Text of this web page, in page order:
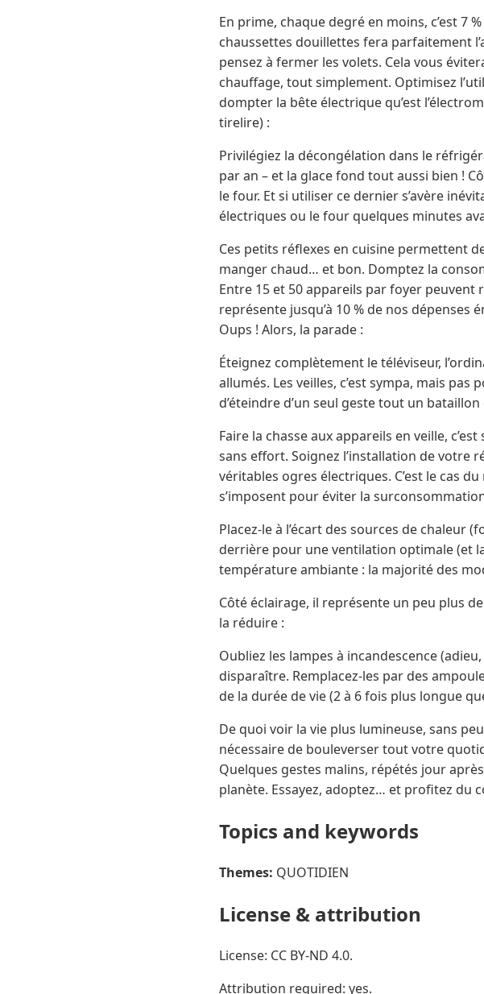
En prime, chaque degré en moins, c’est 7
chaussettes douillettes fera parfaitement
pensez à fermer les volets. Cela vous
chauffage, tout simplement. Optimisez
dompter la bête électrique qu’est
tirelire) :
Privilégiez la décongélation dans le
par an – et la glace fond tout aussi bien !
le four. Et si utiliser ce dernier s’avère
électriques ou le four quelques minutes
Ces petits réflexes en cuisine permettent
manger chaud… et bon. Domptez la
Entre 15 et 50 appareils par foyer peuvent
représente jusqu’à 10 % de nos dépenses
Oups ! Alors, la parade :
Éteignez complètement le téléviseur,
allumés. Les veilles, c’est sympa, mais
d’éteindre d’un seul geste tout un bataillon
Faire la chasse aux appareils en veille,
sans effort. Soignez l’installation de votre
véritables ogres électriques. C’est le cas
s’imposent pour éviter la
Placez-le à l’écart des sources de chaleur
derrière pour une ventilation optimale (et
température ambiante : la majorité des
Côté éclairage, il représente un peu plus
la réduire :
Oubliez les lampes à incandescence
disparaître. Remplacez-les par des
de la durée de vie (2 à 6 fois plus longue
De quoi voir la vie plus lumineuse, sans
nécessaire de bouleverser tout votre
Quelques gestes malins, répétés jour
planète. Essayez, adoptez… et profitez
Topics and keywords
Themes: QUOTIDIEN
License & attribution
License: CC BY-ND 4.0.
Attribution required: yes.